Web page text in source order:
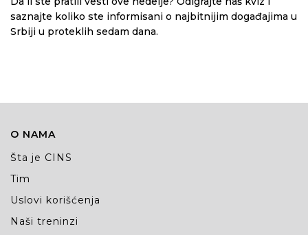
saznajte koliko ste informisani o najbitnijim događajima u
Srbiji u proteklih sedam dana.
O NAMA
Šta je CINS
Tim
Uslovi korišćenja
Naši treninzi